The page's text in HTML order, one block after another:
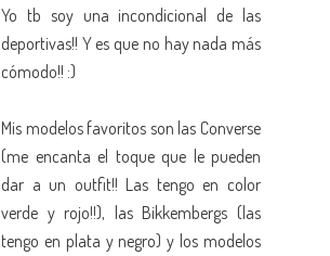
Yo tb soy una incondicional de las
deportivas!! Y es que no hay nada más
cómodo!! :)
Mis modelos favoritos son las Converse
(me encanta el toque que le pueden
dar a un outfit!! Las tengo en color
verde y rojo!!), las Bikkembergs (las
tengo en plata y negro) y los modelos